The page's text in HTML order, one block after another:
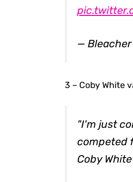
—
3 – Coby White
"I'm just
competed
Coby White